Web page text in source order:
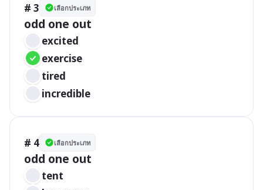
# 3 เลือกประเภท
exercise
tired
incredible
# 4 เลือกประเภท